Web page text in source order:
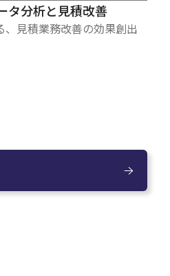
タ分析と見積改善
見積業務改善の効果創出